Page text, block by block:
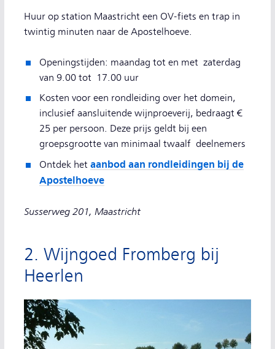
Huur op station Maastricht een OV-fiets en trap in
twintig minuten naar de Apostelhoeve.
Openingstijden: maandag tot en met zaterdag
van 9.00 tot 17.00 uur
Kosten voor een rondleiding over het domein,
inclusief aansluitende wijnproeverij, bedraagt €
25 per persoon. Deze prijs geldt bij een
groepsgrootte van minimaal twaalf deelnemers
Ontdek het aanbod aan rondleidingen bij de
Apostelhoeve
Susserweg 201, Maastricht
2. Wijngoed Fromberg bij
Heerlen